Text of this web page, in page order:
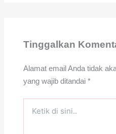
Tinggalkan
Alamat email Anda tidak
yang wajib ditandai *